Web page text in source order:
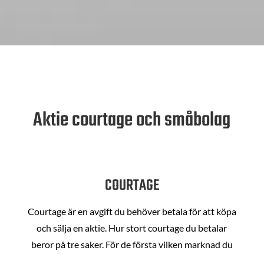
Aktie courtage och småbolag
COURTAGE
Courtage är en avgift du behöver betala för att köpa
och sälja en aktie. Hur stort courtage du betalar
beror på tre saker. För de första vilken marknad du